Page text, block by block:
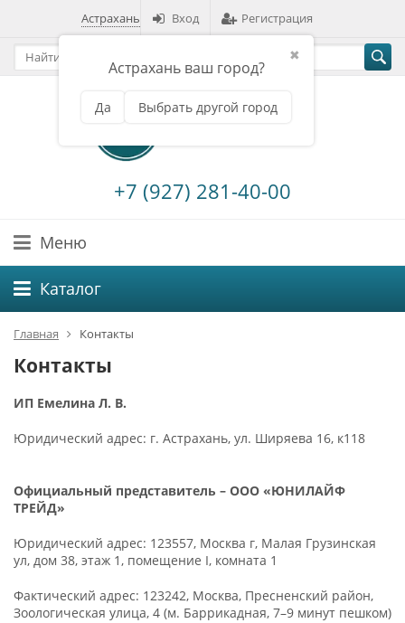
Астрахань
✖
Астрахань ваш город?
Да Выбрать другой город
Вход Регистрация
+7 (927) 281-40-00
Меню
Каталог
Главная Контакты
Контакты
ИП Емелина Л. В.
Юридический адрес: г. Астрахань, ул. Ширяева 16, к118
Официальный представитель – ООО «ЮНИЛАЙФ
ТРЕЙД»
Юридический адрес: 123557, Москва г, Малая Грузинская
ул, дом 38, этаж 1, помещение I, комната 1
Фактический адрес: 123242, Москва, Пресненский район,
Зоологическая улица, 4 (м. Баррикадная, 7–9 минут пешком)